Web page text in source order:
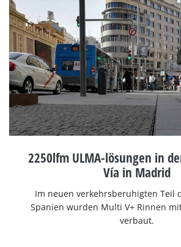
2250lfm ULMA-lösungen in
Vía in Madrid
Im neuen verkehrsberuhigten Teil
Spanien wurden Multi V+ Rinnen
verbaut.